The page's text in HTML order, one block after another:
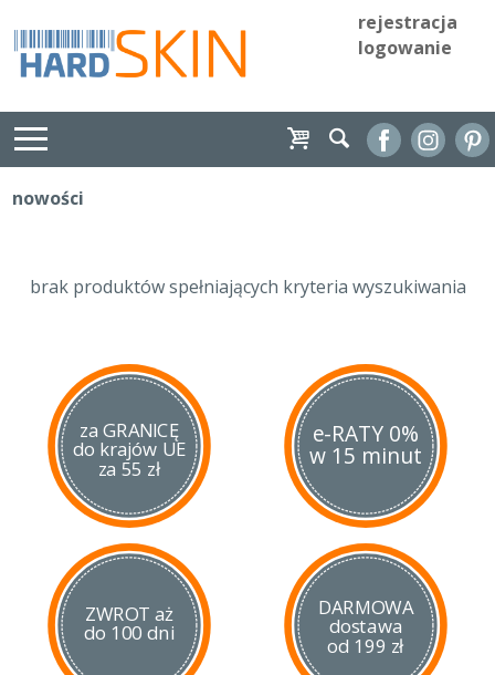
rejestracja
logowanie
nowości
brak produktów spełniających kryteria wyszukiwania
za GRANICĘ
do krajów UE
za 55 zł
e-RATY 0%
w 15 minut
ZWROT aż
do 100 dni
DARMOWA
dostawa
od 199 zł